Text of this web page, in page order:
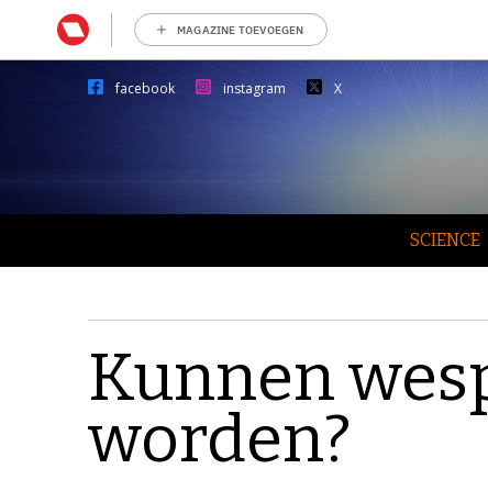
MAGAZINE TOEVOEGEN
facebook instagram X
SCIENCE
Kunnen
worden?